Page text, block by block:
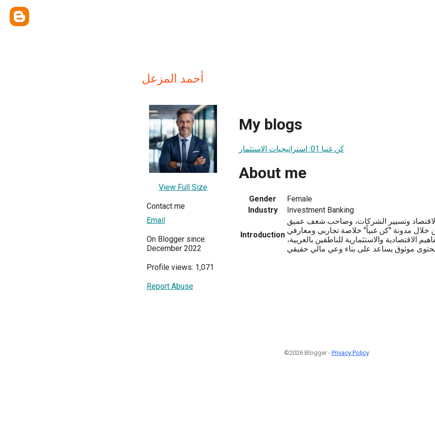
أحمد المزعل
View Full Size
Contact me
Email
On Blogger since:
December 2022
Profile views: 1,071
Report Abuse
My blogs
كن غنيا 01: استراتيجيات الاستثمار
About me
Gender
Female
Industry
Investment Banking
Introduction
وتسيير الشركات، وصاحب شغف عميق
خلال مدونة "كن غنياً" خلاصة تجاربي ومعارفي
الاقتصادية والاستثمارية للناطقين بالعربية،
©2026 Blogger - Privacy Policy